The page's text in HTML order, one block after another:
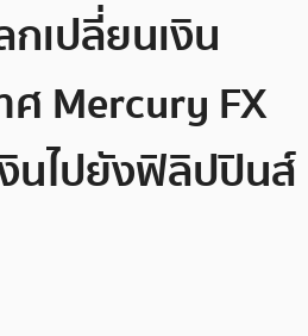
เปลี่ยนเงิน
ศ Mercury FX
งินไปยังฟิลิปปินส์